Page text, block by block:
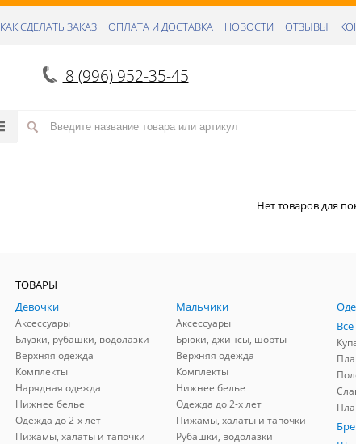
КАК СДЕЛАТЬ ЗАКАЗ ОПЛАТА И ДОСТАВКА НОВОСТИ ОТЗЫВЫ
8 (996) 952-35-45
Нет товаров для
ТОВАРЫ
Девочки
Аксессуары
Блузки, рубашки, водолазки
Верхняя одежда
Комплекты
Нарядная одежда
Нижнее белье
Одежда до 2-х лет
Пижамы, халаты и тапочки
Мальчики
Аксессуары
Брюки, джинсы, шорты
Верхняя одежда
Комплекты
Нижнее белье
Одежда до 2-х лет
Пижамы, халаты и тапочки
Рубашки, водолазки